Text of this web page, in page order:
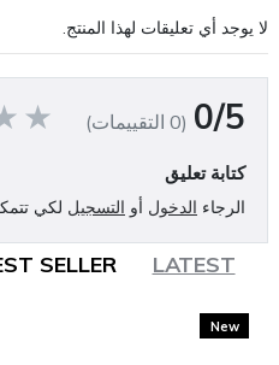
لا يوجد أي تعليقات لهذا المنتج.
0/5 (0 التقييمات)
كتابة تعليق
الرجاء الدخول أو التسجيل لكي
LATEST
SELLER
New